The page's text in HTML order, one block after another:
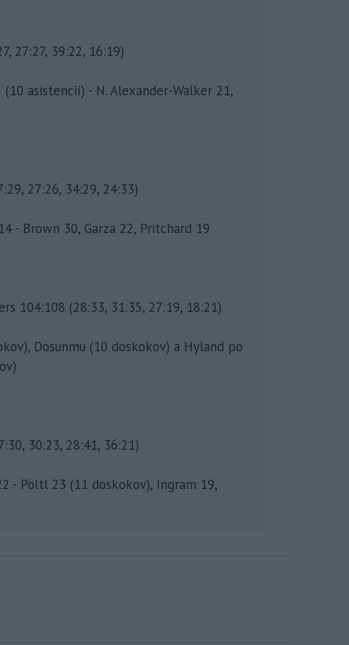
27:27, 39:22, 16:19)
asistencií) - N. Alexander-Walker 21,
27:26, 34:29, 24:33)
- Brown 30, Garza 22, Pritchard 19
104:108 (28:33, 31:35, 27:19, 18:21)
Dosunmu (10 doskokov) a Hyland po
30:23, 28:41, 36:21)
- Pöltl 23 (11 doskokov), Ingram 19,